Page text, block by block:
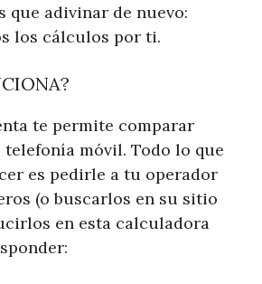
que adivinar de nuevo:
los cálculos por ti.
te permite comparar
telefonía móvil. Todo lo que
es pedirle a tu operador
(o buscarlos en su sitio
en esta calculadora